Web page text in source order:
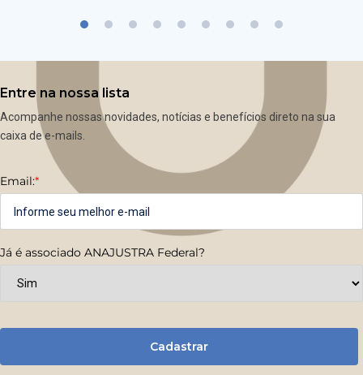
Entre na nossa lista
Acompanhe nossas novidades, notícias e benefícios direto na sua
caixa de e-mails.
Email:*
Já é associado ANAJUSTRA Federal?
Cadastrar